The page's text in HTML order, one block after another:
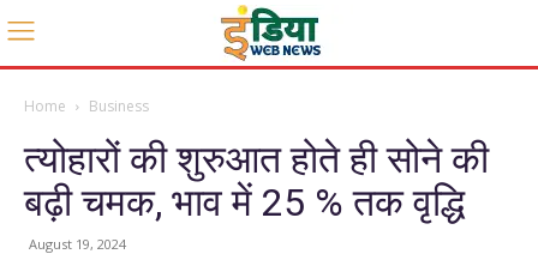
Home Business
त्योहारों की शुरुआत होते ही सोने की
बढ़ी चमक, भाव में 25 % तक वृद्धि
August 19, 2024